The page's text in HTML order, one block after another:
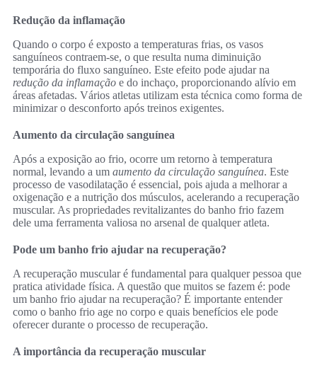
Redução da inflamação
Quando o corpo é exposto a temperaturas frias, os vasos
sanguíneos contraem-se, o que resulta numa diminuição
temporária do fluxo sanguíneo. Este efeito pode ajudar na
redução da inflamação e do inchaço, proporcionando alívio em
áreas afetadas. Vários atletas utilizam esta técnica como forma de
minimizar o desconforto após treinos exigentes.
Aumento da circulação sanguínea
Após a exposição ao frio, ocorre um retorno à temperatura
normal, levando a um aumento da circulação sanguínea. Este
processo de vasodilatação é essencial, pois ajuda a melhorar a
oxigenação e a nutrição dos músculos, acelerando a recuperação
muscular. As propriedades revitalizantes do banho frio fazem
dele uma ferramenta valiosa no arsenal de qualquer atleta.
Pode um banho frio ajudar na recuperação?
A recuperação muscular é fundamental para qualquer pessoa que
pratica atividade física. A questão que muitos se fazem é: pode
um banho frio ajudar na recuperação? É importante entender
como o banho frio age no corpo e quais benefícios ele pode
oferecer durante o processo de recuperação.
A importância da recuperação muscular